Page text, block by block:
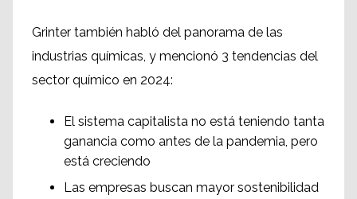
Grinter también habló del panorama de las
industrias químicas, y mencionó 3 tendencias del
sector químico en 2024:
El sistema capitalista no está teniendo tanta
ganancia como antes de la pandemia, pero
está creciendo
Las empresas buscan mayor sostenibilidad